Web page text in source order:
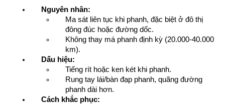
Nguyên nhân:
Ma sát liên tục khi phanh, đặc biệt ở đô thị
đông đúc hoặc đường dốc.
Không thay má phanh định kỳ (20.000-40.000
km).
Dấu hiệu:
Tiếng rít hoặc ken két khi phanh.
Rung tay lái/bàn đạp phanh, quãng đường
phanh dài hơn.
Cách khắc phục: